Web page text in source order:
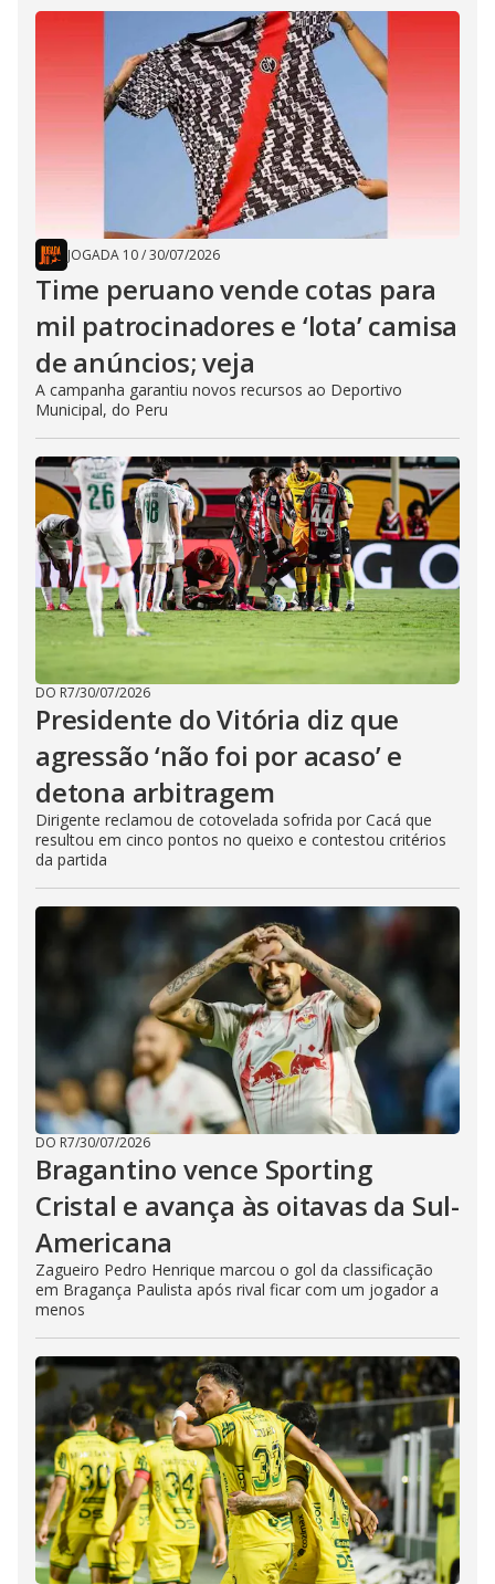
JOGADA 10/30/07/2026
Time peruano vende cotas para
mil patrocinadores e ‘lota’ camisa
de anúncios; veja
A campanha garantiu novos recursos ao Deportivo
Municipal, do Peru
DO R7/30/07/2026
Presidente do Vitória diz que
agressão ‘não foi por acaso’ e
detona arbitragem
Dirigente reclamou de cotovelada sofrida por Cacá que
resultou em cinco pontos no queixo e contestou critérios
da partida
DO R7/30/07/2026
Bragantino vence Sporting
Cristal e avança às oitavas da Sul-
Americana
Zagueiro Pedro Henrique marcou o gol da classificação
em Bragança Paulista após rival ficar com um jogador a
menos